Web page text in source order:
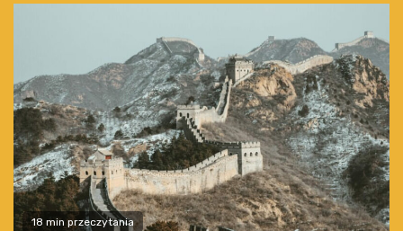
18 min przeczytania